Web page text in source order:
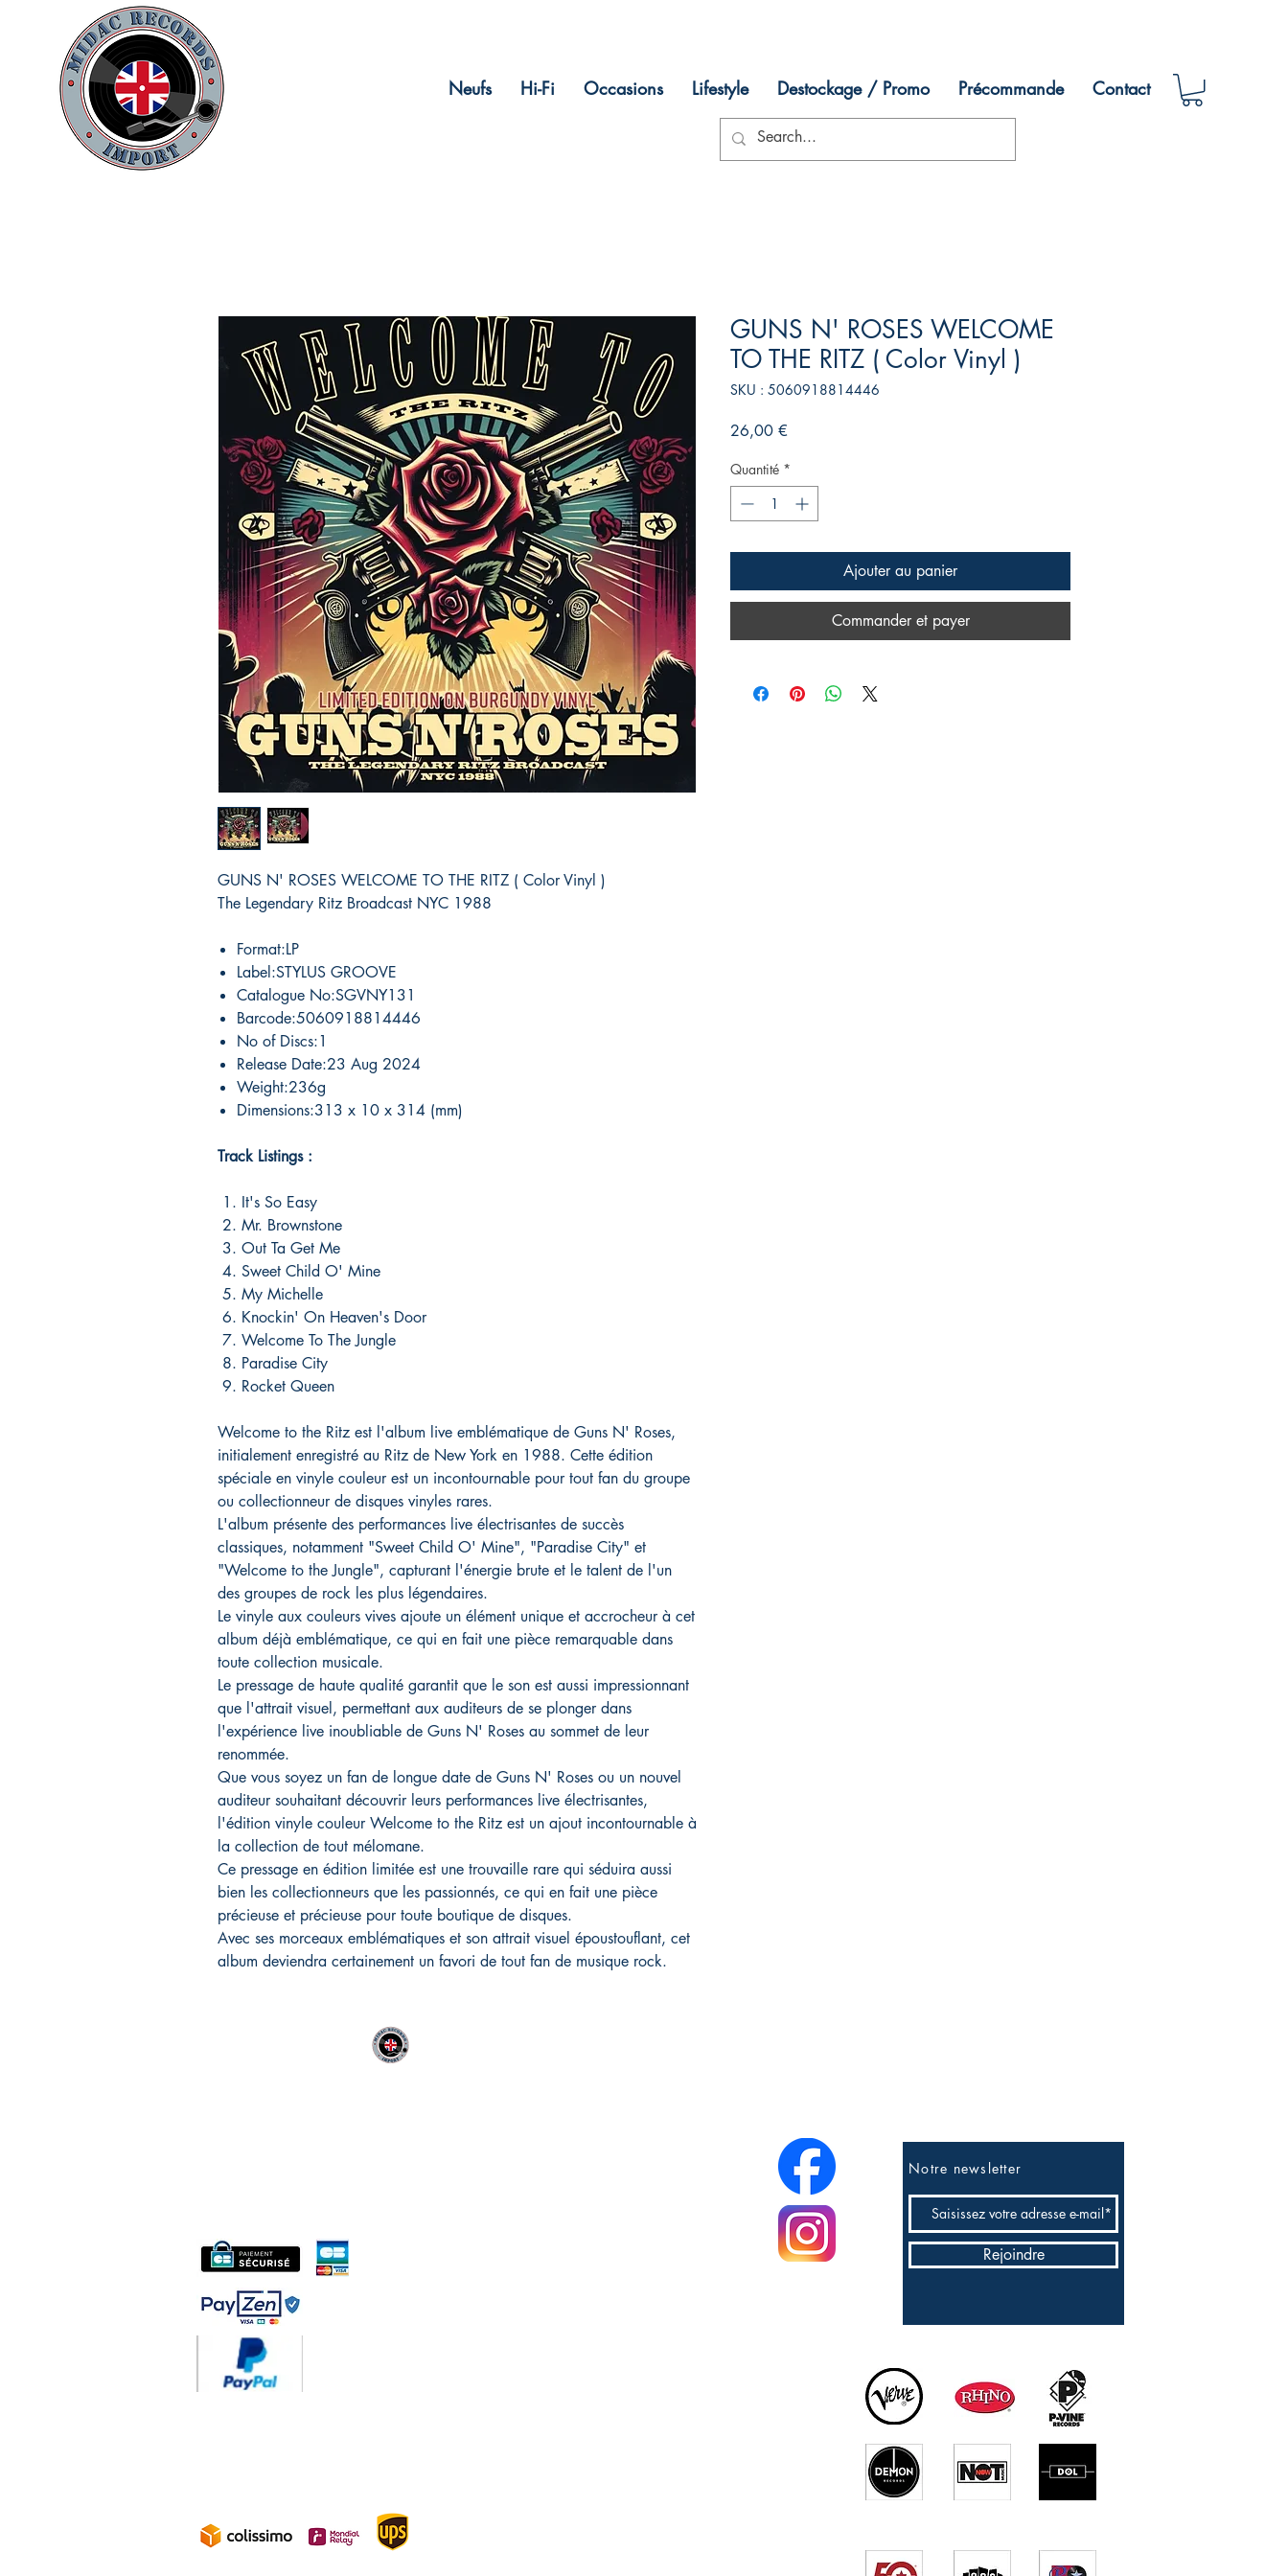
Neufs Hi-Fi Occasions Lifestyle Destockage / Promo Précommande Contact
GUNS N' ROSES WELCOME TO THE RITZ ( Color Vinyl )
The Legendary Ritz Broadcast NYC 1988
Format:LP
Label:STYLUS GROOVE
Catalogue No:SGVNY131
Barcode:5060918814446
No of Discs:1
Release Date:23 Aug 2024
Weight:236g
Dimensions:313 x 10 x 314 (mm)
Track Listings :
1. It's So Easy
2. Mr. Brownstone
3. Out Ta Get Me
4. Sweet Child O' Mine
5. My Michelle
6. Knockin' On Heaven's Door
7. Welcome To The Jungle
8. Paradise City
9. Rocket Queen
Welcome to the Ritz est l'album live emblématique de Guns N' Roses,
initialement enregistré au Ritz de New York en 1988. Cette édition
spéciale en vinyle couleur est un incontournable pour tout fan du groupe
ou collectionneur de disques vinyles rares.
L'album présente des performances live électrisantes de succès
classiques, notamment "Sweet Child O' Mine", "Paradise City" et
"Welcome to the Jungle", capturant l'énergie brute et le talent de l'un
des groupes de rock les plus légendaires.
Le vinyle aux couleurs vives ajoute un élément unique et accrocheur à cet
album déjà emblématique, ce qui en fait une pièce remarquable dans
toute collection musicale.
Le pressage de haute qualité garantit que le son est aussi impressionnant
que l'attrait visuel, permettant aux auditeurs de se plonger dans
l'expérience live inoubliable de Guns N' Roses au sommet de leur
renommée.
Que vous soyez un fan de longue date de Guns N' Roses ou un nouvel
auditeur souhaitant découvrir leurs performances live électrisantes,
l'édition vinyle couleur Welcome to the Ritz est un ajout incontournable à
la collection de tout mélomane.
Ce pressage en édition limitée est une trouvaille rare qui séduira aussi
bien les collectionneurs que les passionnés, ce qui en fait une pièce
précieuse et précieuse pour toute boutique de disques.
Avec ses morceaux emblématiques et son attrait visuel époustouflant, cet
album deviendra certainement un favori de tout fan de musique rock.
GUNS N' ROSES WELCOME
TO THE RITZ ( Color Vinyl )
SKU : 5060918814446
26,00 €
Quantité *
Ajouter au panier
Commander et payer
Notre newsletter
Rejoindre